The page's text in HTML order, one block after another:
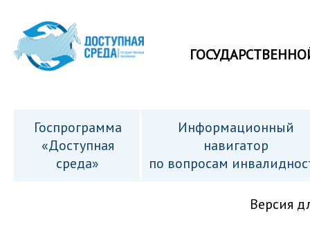
Госпрограмма
«Доступная
среда»
Информационный
навигатор
по вопросам
Версия